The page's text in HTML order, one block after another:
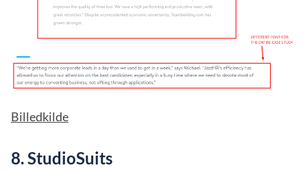
Billedkilde
8. StudioSuits